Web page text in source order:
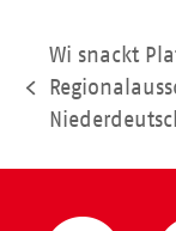
vorheriger
Beitrag:
Wi snackt